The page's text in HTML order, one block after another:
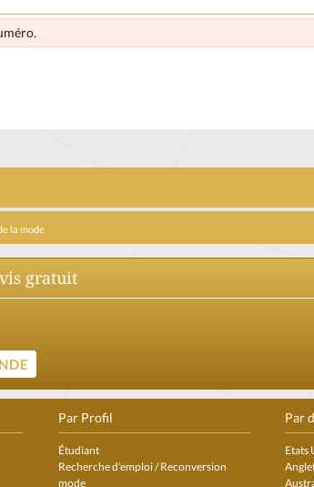
la mode
gratuit
Par Profil
Étudiant
Recherche d’emploi / Reconversion
mode
Par
Etats